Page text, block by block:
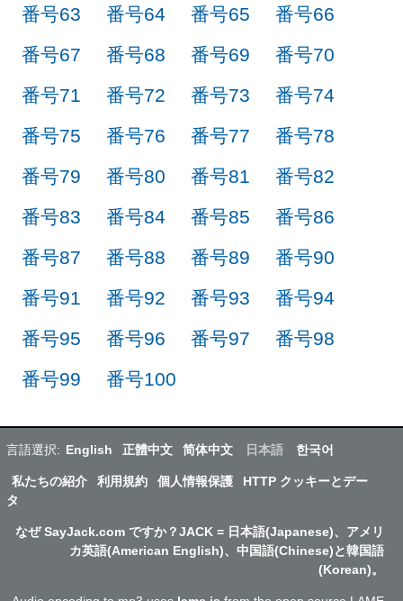
番号63
番号64 番号65
番号66
番号67
番号68 番号69
番号70
番号71
番号72 番号73
番号74
番号75
番号76 番号77
番号78
番号79
番号80 番号81
番号82
番号83
番号84 番号85
番号86
番号87
番号88 番号89
番号90
番号91
番号92 番号93
番号94
番号95
番号96 番号97
番号98
番号99
番号100
言語選択: English 正體中文 简体中文 日本語 한국어
私たちの紹介 利用規約 個人情報保護
HTTP クッキーとデー
タ
なぜ SayJack.com ですか？JACK = 日本語(Japanese)、アメリ
カ英語(American English)、中国語(Chinese)と韓国語
(Korean)。